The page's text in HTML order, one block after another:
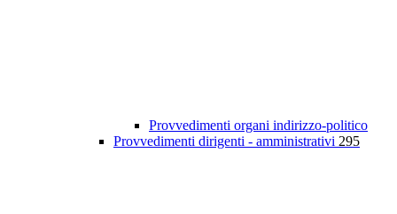
Provvedimenti organi indirizzo-politico
Provvedimenti dirigenti - amministrativi 295